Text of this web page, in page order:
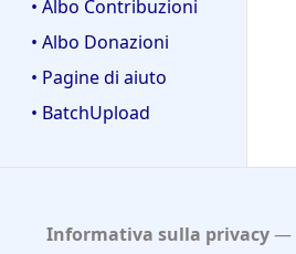
• Albo Contribuzioni
• Albo Donazioni
• Pagine di aiuto
• BatchUpload
Informativa sulla privacy